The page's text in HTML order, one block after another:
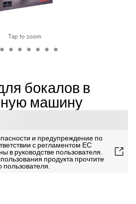
Tap to zoom
бокалов в
машину
и предупреждение по
с регламентом ЕС
в руководстве пользователя.
продукта прочтите
пользователя.